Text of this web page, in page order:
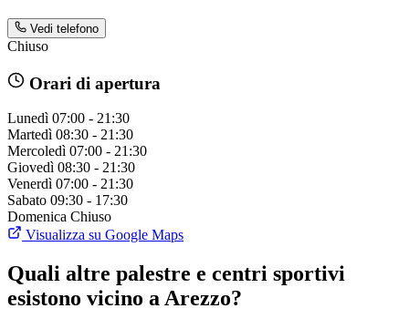
Vedi telefono
Chiuso
Orari di apertura
Lunedì 07:00 - 21:30
Martedì 08:30 - 21:30
Mercoledì 07:00 - 21:30
Giovedì 08:30 - 21:30
Venerdì 07:00 - 21:30
Sabato 09:30 - 17:30
Domenica Chiuso
Visualizza su Google Maps
Quali altre palestre e centri sportivi
esistono vicino a Arezzo?